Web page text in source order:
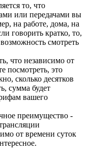
то, что
или передачами вы
на работе, дома, на
говорить кратко, то,
смотреть
что независимо от
посмотреть, это
сколько десятков
сумма будет
вашего
преимущество -
от времени суток